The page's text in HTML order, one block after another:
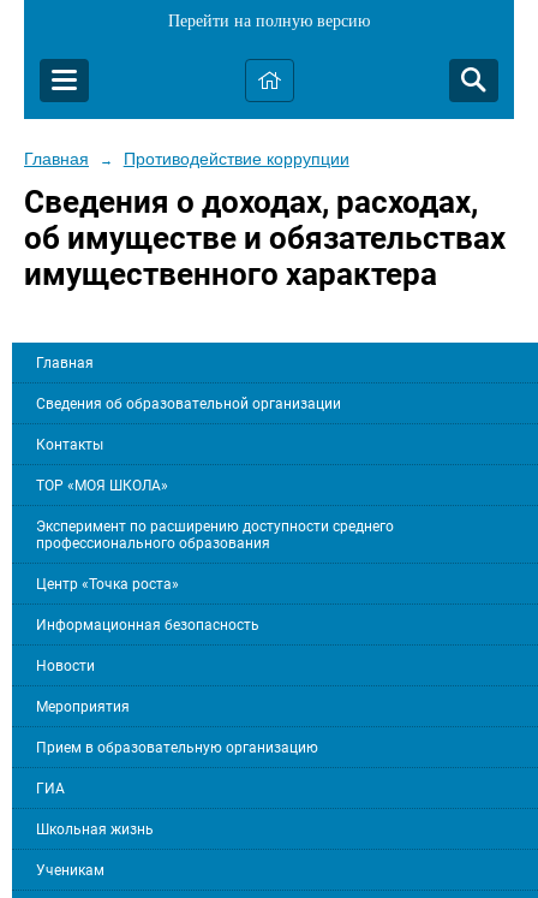
Перейти на полную версию
Главная → Противодействие коррупции
Сведения о доходах, расходах,
об имуществе и обязательствах
имущественного характера
Главная
Сведения об образовательной организации
Контакты
ТОР «МОЯ ШКОЛА»
Эксперимент по расширению доступности среднего
профессионального образования
Центр «Точка роста»
Информационная безопасность
Новости
Мероприятия
Прием в образовательную организацию
ГИА
Школьная жизнь
Ученикам